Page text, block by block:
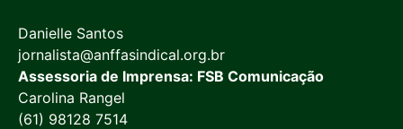
Danielle Santos
jornalista@anffasindical.org.br
Assessoria de Imprensa: FSB Comunicação
Carolina Rangel
(61) 98128 7514